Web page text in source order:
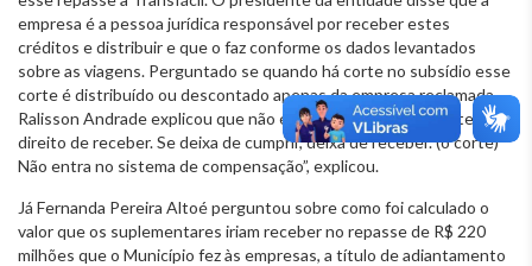
empresa é a pessoa jurídica responsável por receber estes
créditos e distribuir e que o faz conforme os dados levantados
sobre as viagens. Perguntado se quando há corte no subsídio esse
corte é distribuído ou descontado apenas da empresa reclamada,
Ralisson Andrade explicou que não é repassdo. “A empresa tem o
direito de receber. Se deixa de cumprir, deixa de receber. (o corte)
Não entra no sistema de compensação”, explicou.
Já Fernanda Pereira Altoé perguntou sobre como foi calculado o
valor que os suplementares iriam receber no repasse de R$ 220
milhões que o Município fez às empresas, a título de adiantamento